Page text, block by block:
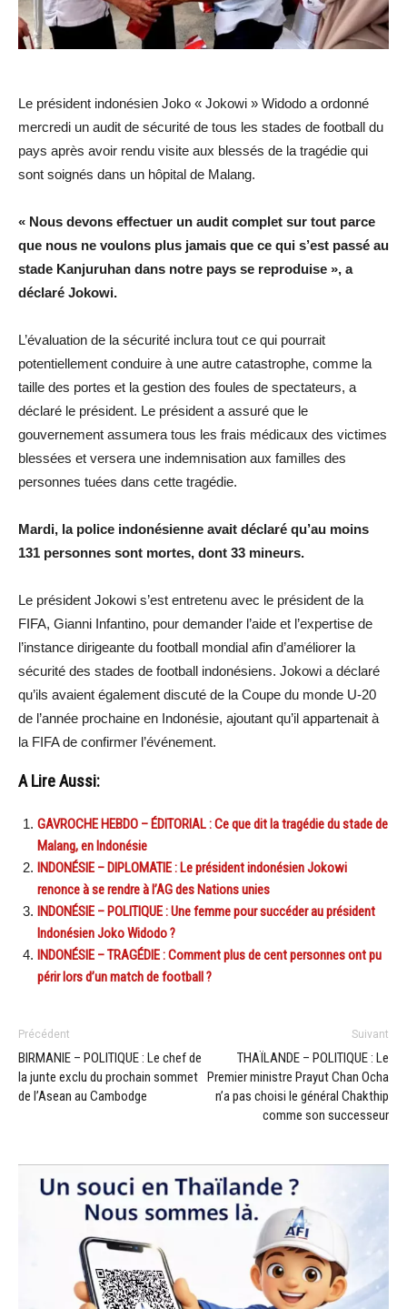
Le président indonésien Joko « Jokowi » Widodo a ordonné
mercredi un audit de sécurité de tous les stades de football du
pays après avoir rendu visite aux blessés de la tragédie qui
sont soignés dans un hôpital de Malang.
« Nous devons effectuer un audit complet sur tout parce
que nous ne voulons plus jamais que ce qui s’est passé au
stade Kanjuruhan dans notre pays se reproduise », a
déclaré Jokowi.
L’évaluation de la sécurité inclura tout ce qui pourrait
potentiellement conduire à une autre catastrophe, comme la
taille des portes et la gestion des foules de spectateurs, a
déclaré le président. Le président a assuré que le
gouvernement assumera tous les frais médicaux des victimes
blessées et versera une indemnisation aux familles des
personnes tuées dans cette tragédie.
Mardi, la police indonésienne avait déclaré qu’au moins
131 personnes sont mortes, dont 33 mineurs.
Le président Jokowi s’est entretenu avec le président de la
FIFA, Gianni Infantino, pour demander l’aide et l’expertise de
l’instance dirigeante du football mondial afin d’améliorer la
sécurité des stades de football indonésiens. Jokowi a déclaré
qu’ils avaient également discuté de la Coupe du monde U-20
de l’année prochaine en Indonésie, ajoutant qu’il appartenait à
la FIFA de confirmer l’événement.
A Lire Aussi:
GAVROCHE HEBDO – ÉDITORIAL : Ce que dit la tragédie du stade de
Malang, en Indonésie
INDONÉSIE – DIPLOMATIE : Le président indonésien Jokowi
renonce à se rendre à l’AG des Nations unies
INDONÉSIE – POLITIQUE : Une femme pour succéder au président
Indonésien Joko Widodo ?
INDONÉSIE – TRAGÉDIE : Comment plus de cent personnes ont pu
périr lors d’un match de football ?
Précédent
BIRMANIE – POLITIQUE : Le chef de
la junte exclu du prochain sommet
de l’Asean au Cambodge
Suivant
THAÏLANDE – POLITIQUE : Le
Premier ministre Prayut Chan Ocha
n’a pas choisi le général Chakthip
comme son successeur